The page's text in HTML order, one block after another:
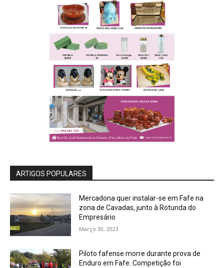
ARTIGOS POPULARES
Mercadona quer instalar-se em Fafe na
zona de Cavadas, junto à Rotunda do
Empresário
Março 30, 2023
Piloto fafense morre durante prova de
Enduro em Fafe. Competição foi